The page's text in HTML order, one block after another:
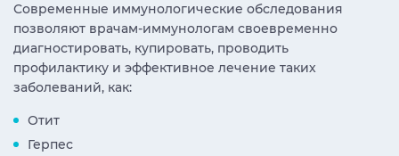
Современные иммунологические обследования
позволяют врачам-иммунологам своевременно
диагностировать, купировать, проводить
профилактику и эффективное лечение таких
заболеваний, как:
Отит
Герпес